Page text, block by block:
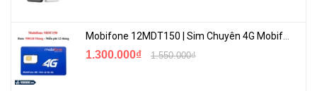
Công nghệ tiết kiệm điện
1.300.000₫ 1.550.000₫